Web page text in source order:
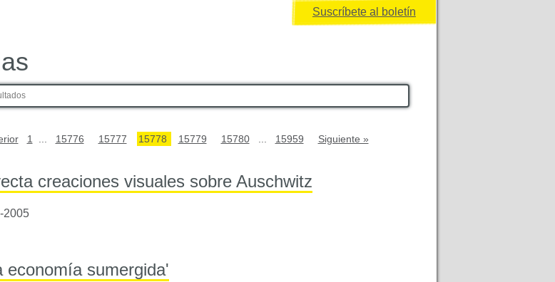
Suscríbete al boletín
1 15776 15777 15778 15779 15780 15959 Siguiente »
creaciones visuales sobre Auschwitz
2005
economía sumergida'